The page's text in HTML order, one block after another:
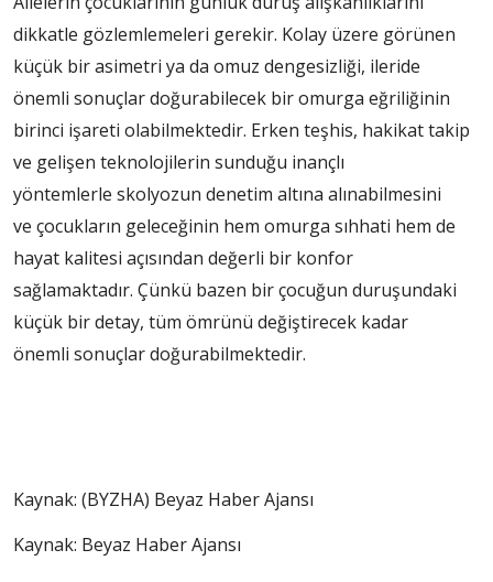
dikkatle gözlemlemeleri gerekir. Kolay üzere görünen
küçük bir asimetri ya da omuz dengesizliği, ileride
önemli sonuçlar doğurabilecek bir omurga eğriliğinin
birinci işareti olabilmektedir. Erken teşhis, hakikat takip
ve gelişen teknolojilerin sunduğu inançlı
yöntemlerle skolyozun denetim altına alınabilmesini
ve çocukların geleceğinin hem omurga sıhhati hem de
hayat kalitesi açısından değerli bir konfor
sağlamaktadır. Çünkü bazen bir çocuğun duruşundaki
küçük bir detay, tüm ömrünü değiştirecek kadar
önemli sonuçlar doğurabilmektedir.
Kaynak: (BYZHA) Beyaz Haber Ajansı
Kaynak: Beyaz Haber Ajansı